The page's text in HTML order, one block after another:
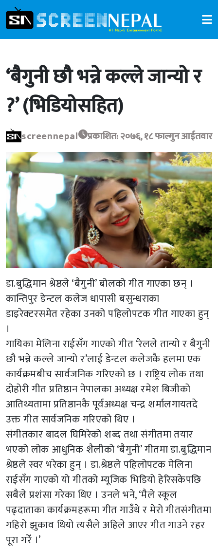
‘बैगुनी छौ भन्ने कल्ले जान्यो र
?’ (भिडियोसहित)
screennepal प्रकाशित: २०७६, १८ फाल्गुन आईतवार
डा.बुद्धिमान श्रेष्ठले ‘बैगुनी’ बोलको गीत गाएका छन् ।
कान्तिपुर डेन्टल कलेज धापासी बसुन्धराका
डाइरेक्टरसमेत रहेका उनको पहिलोपटक गीत गाएका हुन्
।
गायिका मेलिना राईसँग गाएको गीत ‘रेलले तान्यो र बैगुनी
छौ भन्ने कल्ले जान्यो र’लाई डेन्टल कलेजकै हलमा एक
कार्यक्रमबीच सार्वजनिक गरिएको छ । राष्ट्रिय लोक तथा
दोहोरी गीत प्रतिष्ठान नेपालका अध्यक्ष रमेश बिजीको
आतिथ्यतामा प्रतिष्ठानकै पूर्वअध्यक्ष चन्द्र शर्मालगायतदे
उक्त गीत सार्वजनिक गरिएको थिए ।
संगीतकार बादल घिमिरेको शब्द तथा संगीतमा तयार
भएको लोक आधुनिक शैलीको ‘बैगुनी’ गीतमा डा.बुद्धिमान
श्रेष्ठले स्वर भरेका हुन् । डा.श्रेष्ठले पहिलोपटक मेलिना
राईसँग गाएको यो गीतको म्यूजिक भिडियो हेरिसकेपछि
सबैले प्रशंसा गरेका थिए । उनले भने, ‘मैले स्कूल
पढ्दाताका कार्यक्रमहरूमा गीत गाउँथे र मेरो गीतसंगीतमा
गहिरो झुकाव थियो त्यसैले अहिले आएर गीत गाउने रहर
पूरा गरेँ ।’